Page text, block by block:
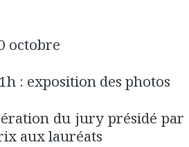
octobre
: exposition des photos
du jury présidé par
aux lauréats